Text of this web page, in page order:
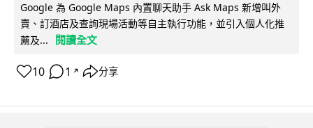
Google 為 Google Maps 內置聊天助手 Ask Maps 新增叫外
賣、訂酒店及查詢現場活動等自主執行功能，並引入個人化推
薦及...
閱讀全文
10 1 ↗ 分享